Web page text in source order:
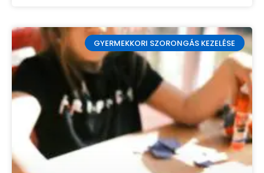
GYERMEKKORI SZORONGÁS KEZELÉSE